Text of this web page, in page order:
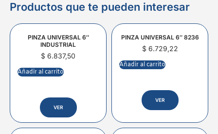
Productos que te pueden interesar
PINZA UNIVERSAL 6″
INDUSTRIAL
$ 6.837,50
Añadir al carrito
VER
PINZA UNIVERSAL 6″ 8236
$6.729,22
Añadir al carrito
VER